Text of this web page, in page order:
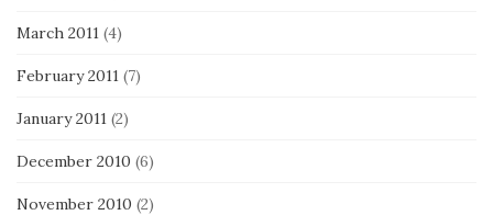
March 2011 (4)
February 2011 (7)
January 2011 (2)
December 2010 (6)
November 2010 (2)